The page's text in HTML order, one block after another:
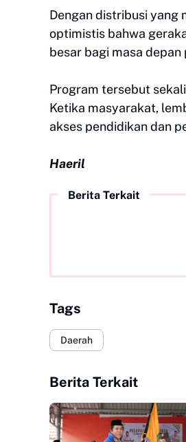
Dengan distribusi yang
optimistis bahwa
besar bagi masa
Program tersebut
Ketika masyarakat,
akses pendidikan dan
Haeril
Berita Terkait
Tags
Daerah
Berita Terkait